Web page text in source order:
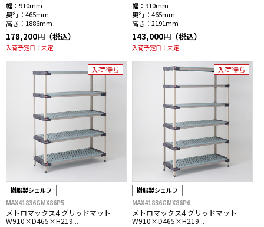
幅： 910mm
奥行： 465mm
高さ： 1886mm
178,200円（税込）
入荷予定日： 未定
幅： 910mm
奥行： 465mm
高さ： 2191mm
143,000円（税込）
入荷予定日： 未定
入荷待ち
樹脂製シェルフ
MAX41836GMX86P5
メトロマックス4 グリッドマット
W910×D465×H219...
入荷待ち
樹脂製シェルフ
MAX41836GMX86P6
メトロマックス4 グリッドマット
W910×D465×H219...